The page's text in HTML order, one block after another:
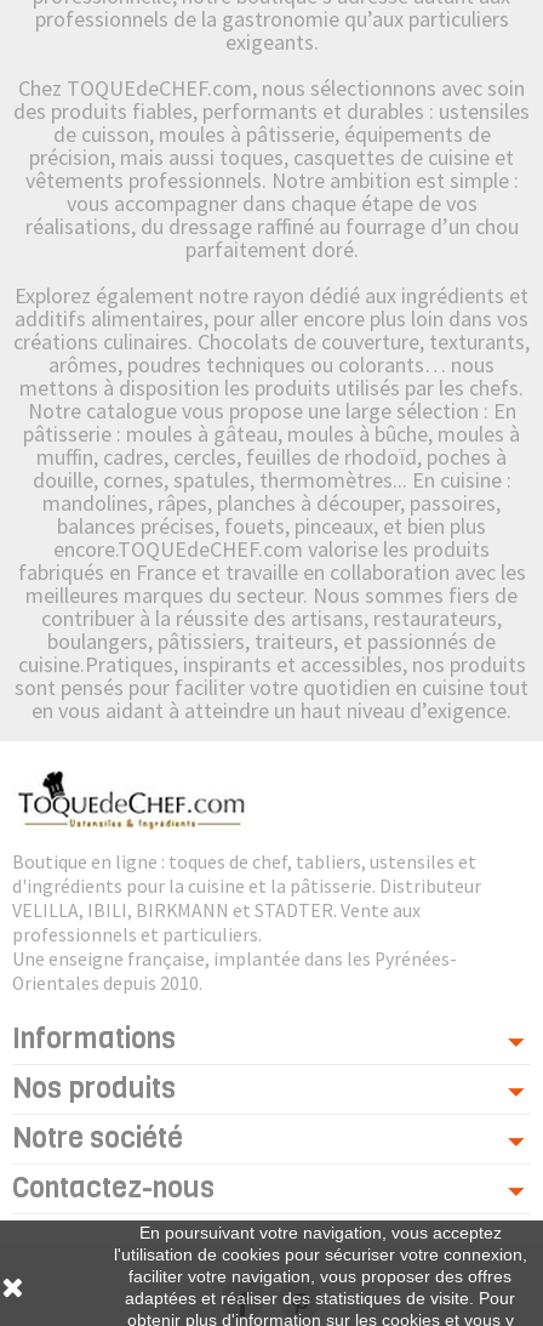
professionnels de la gastronomie qu’aux particuliers
exigeants.
Chez TOQUEdeCHEF.com, nous sélectionnons avec soin
des produits fiables, performants et durables : ustensiles
de cuisson, moules à pâtisserie, équipements de
précision, mais aussi toques, casquettes de cuisine et
vêtements professionnels. Notre ambition est simple :
vous accompagner dans chaque étape de vos
réalisations, du dressage raffiné au fourrage d’un chou
parfaitement doré.
Explorez également notre rayon dédié aux ingrédients et
additifs alimentaires, pour aller encore plus loin dans vos
créations culinaires. Chocolats de couverture, texturants,
arômes, poudres techniques ou colorants… nous
mettons à disposition les produits utilisés par les chefs.
Notre catalogue vous propose une large sélection : En
pâtisserie : moules à gâteau, moules à bûche, moules à
muffin, cadres, cercles, feuilles de rhodoïd, poches à
douille, cornes, spatules, thermomètres... En cuisine :
mandolines, râpes, planches à découper, passoires,
balances précises, fouets, pinceaux, et bien plus
encore.TOQUEdeCHEF.com valorise les produits
fabriqués en France et travaille en collaboration avec les
meilleures marques du secteur. Nous sommes fiers de
contribuer à la réussite des artisans, restaurateurs,
boulangers, pâtissiers, traiteurs, et passionnés de
cuisine.Pratiques, inspirants et accessibles, nos produits
sont pensés pour faciliter votre quotidien en cuisine tout
en vous aidant à atteindre un haut niveau d’exigence.
Boutique en ligne : toques de chef, tabliers, ustensiles et
d'ingrédients pour la cuisine et la pâtisserie. Distributeur
VELILLA, IBILI, BIRKMANN et STADTER. Vente aux
professionnels et particuliers.
Une enseigne française, implantée dans les Pyrénées-
Orientales depuis 2010.
Informations
Nos produits
Notre société
Contactez-nous
En poursuivant votre navigation, vous acceptez
l'utilisation de cookies pour sécuriser votre connexion,
faciliter votre navigation, vous proposer des offres
adaptées et réaliser des statistiques de visite. Pour
obtenir plus d'information sur les cookies et vous y